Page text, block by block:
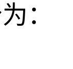
：